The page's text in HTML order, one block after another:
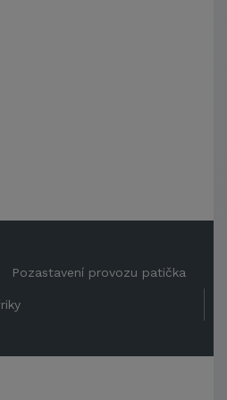
Pozastavení provozu patička